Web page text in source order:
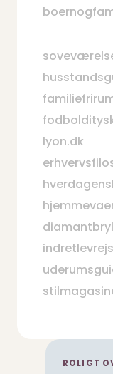
lyon.dk
ROLIGT